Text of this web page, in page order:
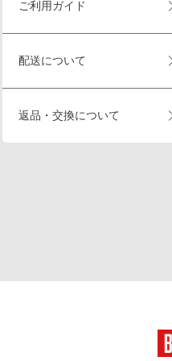
ご利用ガイド
配送について
返品・交換について